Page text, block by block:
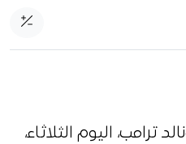
ترامب، اليوم الثلاثاء،